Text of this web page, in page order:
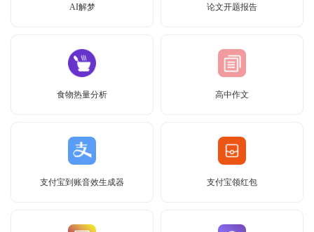
AI解梦 论文开题报告
食物热量分析 高中作文
支付宝到账音效生成器 支付宝领红包